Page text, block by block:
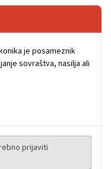
je posameznik
sovraštva, nasilja ali